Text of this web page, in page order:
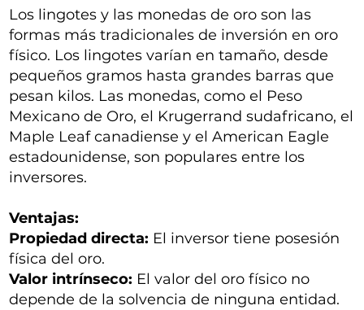
Los lingotes y las monedas de oro son las
formas más tradicionales de inversión en oro
físico. Los lingotes varían en tamaño, desde
pequeños gramos hasta grandes barras que
pesan kilos. Las monedas, como el Peso
Mexicano de Oro, el Krugerrand sudafricano, el
Maple Leaf canadiense y el American Eagle
estadounidense, son populares entre los
inversores.
Ventajas:
Propiedad directa: El inversor tiene posesión
física del oro.
Valor intrínseco: El valor del oro físico no
depende de la solvencia de ninguna entidad.